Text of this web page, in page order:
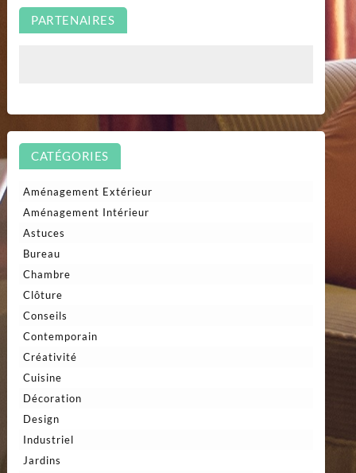
PARTENAIRES
CATÉGORIES
Aménagement Extérieur
Aménagement Intérieur
Astuces
Bureau
Chambre
Clôture
Conseils
Contemporain
Créativité
Cuisine
Décoration
Design
Industriel
Jardins